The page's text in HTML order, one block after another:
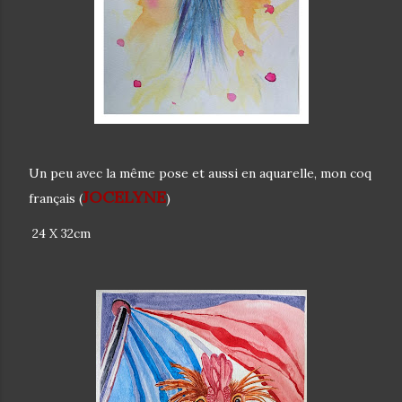
Un peu avec la même pose et aussi en aquarelle, mon coq
français (JOCELYNE)
24 X 32cm